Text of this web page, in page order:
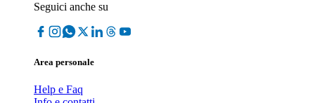
Seguici anche su
Area personale
Help e Faq